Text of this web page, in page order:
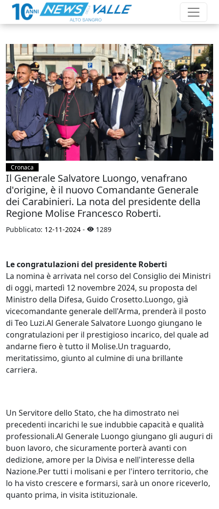
Cronaca
Il Generale Salvatore Luongo, venafrano
d'origine, è il nuovo Comandante Generale
dei Carabinieri. La nota del presidente della
Regione Molise Francesco Roberti.
Pubblicato: 12-11-2024 - 1289
Le congratulazioni del presidente Roberti
La nomina è arrivata nel corso del Consiglio dei Ministri
di oggi, martedì 12 novembre 2024, su proposta del
Ministro della Difesa, Guido Crosetto.Luongo, già
vicecomandante generale dell'Arma, prenderà il posto
di Teo Luzi.Al Generale Salvatore Luongo giungano le
congratulazioni per il prestigioso incarico, del quale ad
andarne fiero è tutto il Molise.Un traguardo,
meritatissimo, giunto al culmine di una brillante
carriera.
Un Servitore dello Stato, che ha dimostrato nei
precedenti incarichi le sue indubbie capacità e qualità
professionali.Al Generale Luongo giungano gli auguri di
buon lavoro, che sicuramente porterà avanti con
dedizione, amore per la Divisa e nell'interesse della
Nazione.Per tutti i molisani e per l'intero territorio, che
lo ha visto crescere e formarsi, sarà un onore riceverlo,
quanto prima, in visita istituzionale.